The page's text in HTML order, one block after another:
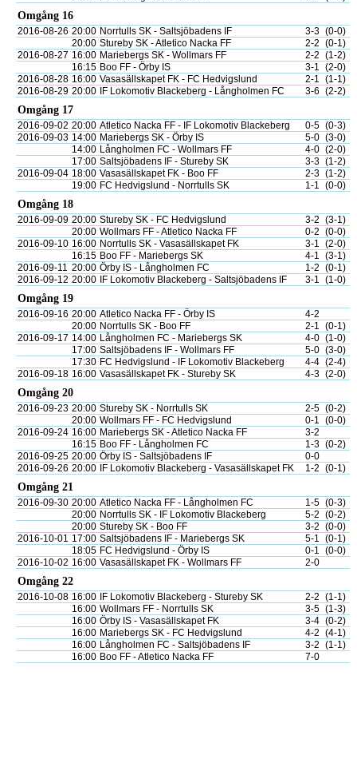
Omgång 16
2016-08-26 20:00 Norrtulls SK - Saltsjöbadens IF 3-3 (0-0)
20:00 Stureby SK - Atletico Nacka FF 2-2 (0-1)
2016-08-27 16:00 Mariebergs SK - Wollmars FF 2-2 (1-2)
16:15 Boo FF - Örby IS 3-1 (2-0)
2016-08-28 16:00 Vasasällskapet FK - FC Hedvigslund 2-1 (1-1)
2016-08-29 20:00 IF Lokomotiv Blackeberg - Långholmen FC 3-6 (2-2)
Omgång 17
2016-09-02 20:00 Atletico Nacka FF - IF Lokomotiv Blackeberg 0-5 (0-3)
2016-09-03 14:00 Mariebergs SK - Örby IS 5-0 (3-0)
14:00 Långholmen FC - Wollmars FF 4-0 (2-0)
17:00 Saltsjöbadens IF - Stureby SK 3-3 (1-2)
2016-09-04 18:00 Vasasällskapet FK - Boo FF 2-3 (1-2)
19:00 FC Hedvigslund - Norrtulls SK 1-1 (0-0)
Omgång 18
2016-09-09 20:00 Stureby SK - FC Hedvigslund 3-2 (3-1)
20:00 Wollmars FF - Atletico Nacka FF 0-2 (0-0)
2016-09-10 16:00 Norrtulls SK - Vasasällskapet FK 3-1 (2-0)
16:15 Boo FF - Mariebergs SK 4-1 (3-1)
2016-09-11 20:00 Örby IS - Långholmen FC 1-2 (0-1)
2016-09-12 20:00 IF Lokomotiv Blackeberg - Saltsjöbadens IF 3-1 (1-0)
Omgång 19
2016-09-16 20:00 Atletico Nacka FF - Örby IS
4-2
20:00 Norrtulls SK - Boo FF 2-1 (0-1)
2016-09-17 14:00 Långholmen FC - Mariebergs SK 4-0 (1-0)
17:00 Saltsjöbadens IF - Wollmars FF 5-0 (3-0)
17:30 FC Hedvigslund - IF Lokomotiv Blackeberg 4-4 (2-4)
2016-09-18 16:00 Vasasällskapet FK - Stureby SK 4-3 (2-0)
Omgång 20
2016-09-23 20:00 Stureby SK - Norrtulls SK 2-5 (0-2)
20:00 Wollmars FF - FC Hedvigslund 0-1 (0-0)
2016-09-24 16:00 Mariebergs SK - Atletico Nacka FF
3-2
16:15 Boo FF - Långholmen FC 1-3 (0-2)
2016-09-25 20:00 Örby IS - Saltsjöbadens IF
0-0
2016-09-26 20:00 IF Lokomotiv Blackeberg - Vasasällskapet FK 1-2 (0-1)
Omgång 21
2016-09-30 20:00 Atletico Nacka FF - Långholmen FC 1-5 (0-3)
20:00 Norrtulls SK - IF Lokomotiv Blackeberg 5-2 (0-2)
20:00 Stureby SK - Boo FF 3-2 (0-0)
2016-10-01 17:00 Saltsjöbadens IF - Mariebergs SK 5-1 (0-1)
18:05 FC Hedvigslund - Örby IS 0-1 (0-0)
2016-10-02 16:00 Vasasällskapet FK - Wollmars FF 2-0
Omgång 22
2016-10-08 16:00 IF Lokomotiv Blackeberg - Stureby SK 2-2 (1-1)
16:00 Wollmars FF - Norrtulls SK 3-5 (1-3)
16:00 Örby IS - Vasasällskapet FK 3-4 (0-2)
16:00 Mariebergs SK - FC Hedvigslund 4-2 (4-1)
16:00 Långholmen FC - Saltsjöbadens IF 3-2 (1-1)
16:00 Boo FF - Atletico Nacka FF 7-0